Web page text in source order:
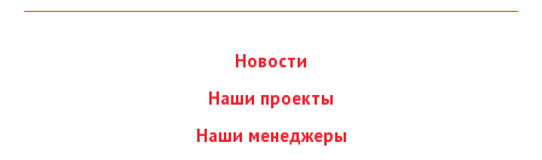
Новости
Наши проекты
Наши менеджеры